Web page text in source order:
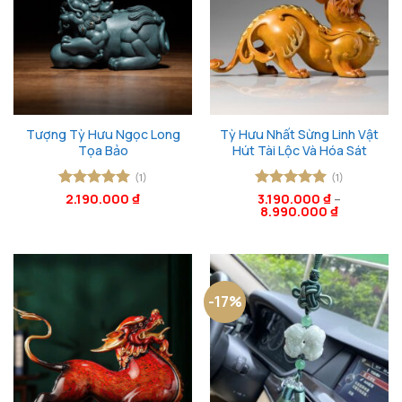
Tượng Tỳ Hưu Ngọc Long
Tọa Bảo
Được xếp
(1)
2.190.000 ₫
Tỳ Hưu Nhất Sừng Linh Vật
Hút Tài Lộc Và Hóa Sát
Được xếp
hạng55
(1)
3.190.000 ₫ –
8.990.000 ₫
-17%